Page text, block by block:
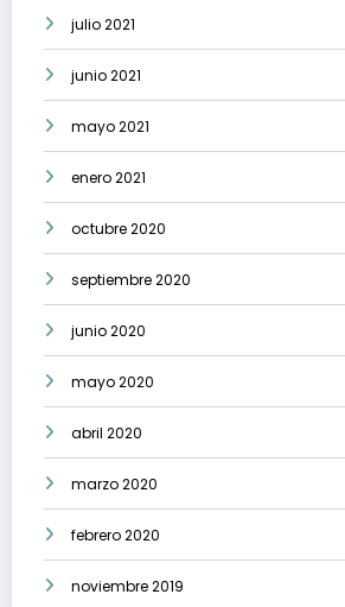
julio 2021
junio 2021
mayo 2021
enero 2021
octubre 2020
septiembre 2020
junio 2020
mayo 2020
abril 2020
marzo 2020
febrero 2020
noviembre 2019